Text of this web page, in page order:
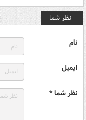
نظر شما
نام
ایمیل
نظر شما *